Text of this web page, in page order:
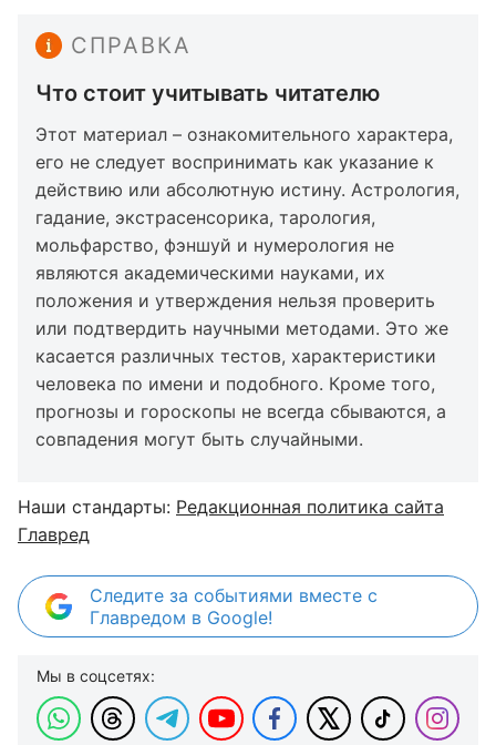
СПРАВКА
Что стоит учитывать читателю
Этот материал – ознакомительного характера,
его не следует воспринимать как указание к
действию или абсолютную истину. Астрология,
гадание, экстрасенсорика, тарология,
мольфарство, фэншуй и нумерология не
являются академическими науками, их
положения и утверждения нельзя проверить
или подтвердить научными методами. Это же
касается различных тестов, характеристики
человека по имени и подобного. Кроме того,
прогнозы и гороскопы не всегда сбываются, а
совпадения могут быть случайными.
Наши стандарты: Редакционная политика сайта
Главред
Следите за событиями вместе с
Главредом в Google!
Мы в соцсетях: